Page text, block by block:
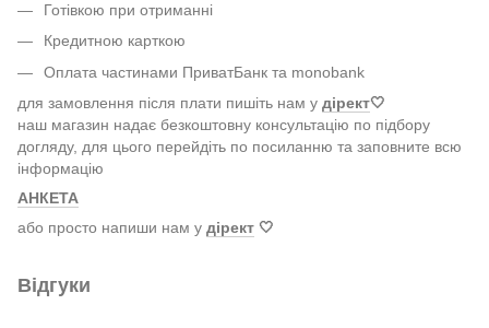
Готівкою при отриманні
Кредитною карткою
Оплата частинами ПриватБанк та monobank
для замовлення після плати пишіть нам у дірект🤍
наш магазин надає безкоштовну консультацію по підбору
догляду, для цього перейдіть по посиланню та заповните всю
інформацію
АНКЕТА
або просто напиши нам у дірект 🤍
Відгуки